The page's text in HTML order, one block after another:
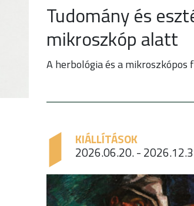
Tudomány és
mikroszkóp alatt
A herbológia és a mikroszkópos
KIÁLLÍTÁSOK
2026.06.20. -